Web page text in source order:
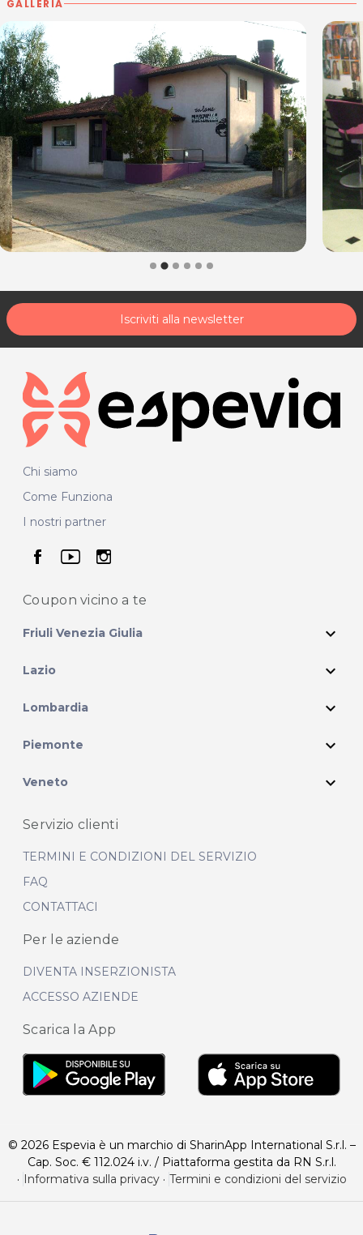
GALLERIA
Iscriviti alla newsletter
Chi siamo
Come Funziona
I nostri partner
seguici su facebook
seguici su youtube
seguici su instagram
Coupon vicino a te
Friuli Venezia Giulia expand_more
Lazio expand_more
Lombardia expand_more
Piemonte expand_more
Veneto expand_more
Servizio clienti
TERMINI E CONDIZIONI DEL SERVIZIO
FAQ
CONTATTACI
Per le aziende
DIVENTA INSERZIONISTA
ACCESSO AZIENDE
Scarica la App
© 2026 Espevia è un marchio di SharinApp International S.r.l. –
Cap. Soc. € 112.024 i.v. / Piattaforma gestita da RN S.r.l.
· Informativa sulla privacy· Termini e condizioni del servizio